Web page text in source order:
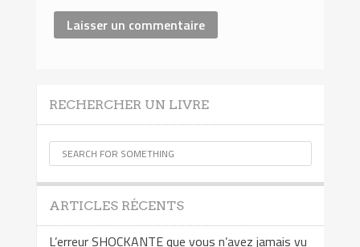
RECHERCHER UN LIVRE
ARTICLES RÉCENTS
L’erreur SHOCKANTE que vous n’avez jamais vu